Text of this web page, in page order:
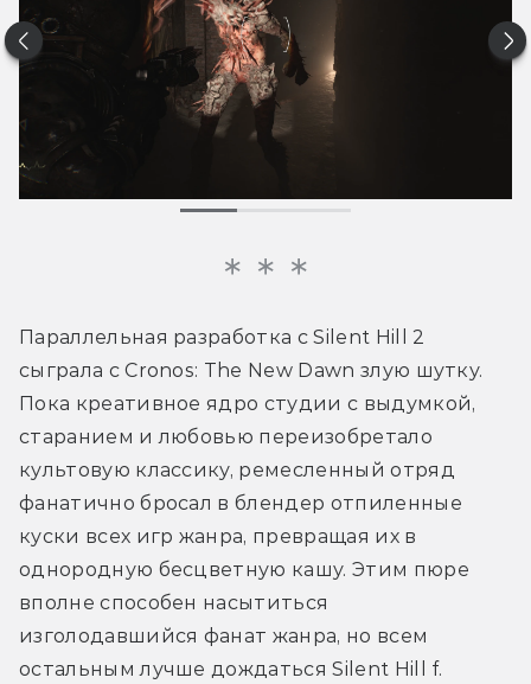
Параллельная разработка с Silent Hill 2
сыграла с Cronos: The New Dawn злую шутку.
Пока креативное ядро студии с выдумкой,
старанием и любовью переизобретало
культовую классику, ремесленный отряд
фанатично бросал в блендер отпиленные
куски всех игр жанра, превращая их в
однородную бесцветную кашу. Этим пюре
вполне способен насытиться
изголодавшийся фанат жанра, но всем
остальным лучше дождаться Silent Hill f.